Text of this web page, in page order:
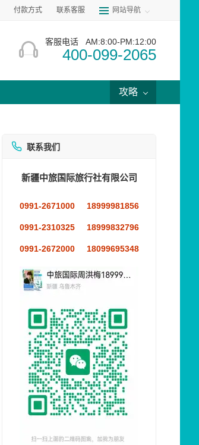
付款方式 联系客服 网站导航
客服电话 AM:8:00-PM:12:00
400-099-2065
攻略
联系我们
新疆中旅国际旅行社有限公司
0991-2671000 18999981856
0991-2310325 18999832796
0991-2672000 18099695348